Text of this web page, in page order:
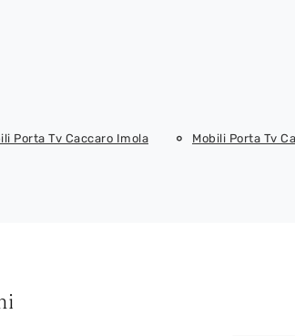
Porta Tv Caccaro Imola Mobili Porta Tv